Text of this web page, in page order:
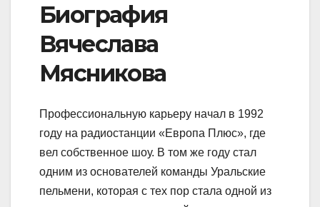
Биография
Вячеслава
Мясникова
Профессиональную карьеру начал в 1992
году на радиостанции «Европа Плюс», где
вел собственное шоу. В том же году стал
одним из основателей команды Уральские
пельмени, которая с тех пор стала одной из